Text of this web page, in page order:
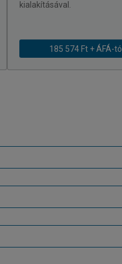
kialakításával.
185 574 Ft + ÁFÁ-tól